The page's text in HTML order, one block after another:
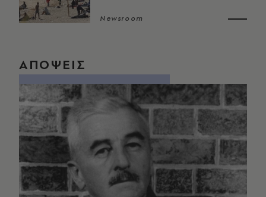
Newsroom
ΑΠΟΨΕΙΣ